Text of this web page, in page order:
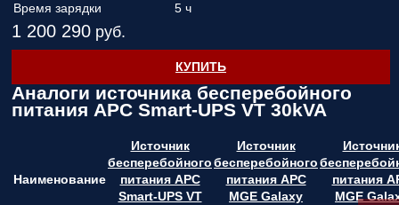
Время зарядки
5 ч
1 200 290 руб.
КУПИТЬ
Аналоги источника бесперебойного
питания APC Smart-UPS VT 30kVA
Наименование
Источник
бесперебойного
питания APC
Smart-UPS VT
Источник
бесперебойного
питания APC
MGE Galaxy
питания
MGE